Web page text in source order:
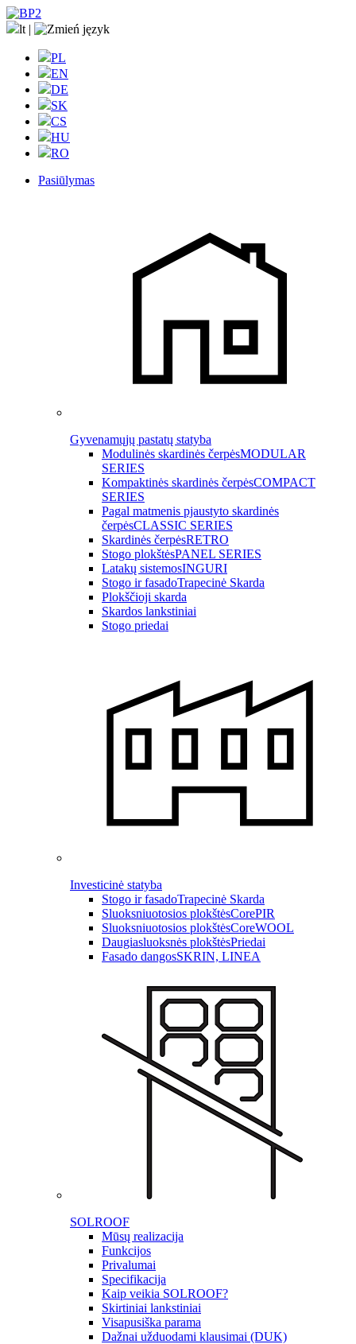
lt |
PL
EN
DE
SK
CS
HU
RO
Pasiūlymas
Gyvenamųjų pastatų statyba
Modulinės skardinės čerpėsMODULAR
SERIES
Kompaktinės skardinės čerpėsCOMPACT
SERIES
Pagal matmenis pjaustyto skardinės
čerpėsCLASSIC SERIES
Skardinės čerpėsRETRO
Stogo plokštėsPANEL SERIES
Latakų sistemosINGURI
Stogo ir fasadoTrapecinė Skarda
Plokščioji skarda
Skardos lankstiniai
Stogo priedai
Investicinė statyba
Stogo ir fasadoTrapecinė Skarda
Sluoksniuotosios plokštėsCorePIR
Sluoksniuotosios plokštėsCoreWOOL
Daugiasluoksnės plokštėsPriedai
Fasado dangosSKRIN, LINEA
SOLROOF
Mūsų realizacija
Funkcijos
Privalumai
Specifikacija
Kaip veikia SOLROOF?
Skirtiniai lankstiniai
Visapusiška parama
Dažnai užduodami klausimai (DUK)